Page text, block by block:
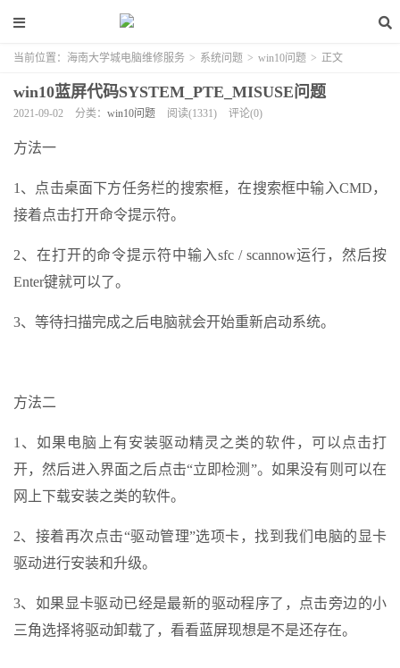
当前位置： 海南大学城电脑维修服务 > 系统问题 > win10问题 > 正文
win10蓝屏代码SYSTEM_PTE_MISUSE问题
2021-09-02 分类： win10问题 阅读(1331) 评论(0)
方法一
1、点击桌面下方任务栏的搜索框，在搜索框中输入CMD，
接着点击打开命令提示符。
2、在打开的命令提示符中输入sfc / scannow运行，然后按
Enter键就可以了。
3、等待扫描完成之后电脑就会开始重新启动系统。
方法二
1、如果电脑上有安装驱动精灵之类的软件，可以点击打
开，然后进入界面之后点击“立即检测”。如果没有则可以在
网上下载安装之类的软件。
2、接着再次点击“驱动管理”选项卡，找到我们电脑的显卡
驱动进行安装和升级。
3、如果显卡驱动已经是最新的驱动程序了，点击旁边的小
三角选择将驱动卸载了，看看蓝屏现想是不是还存在。